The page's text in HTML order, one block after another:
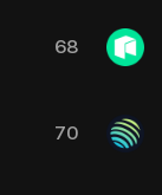
68
70